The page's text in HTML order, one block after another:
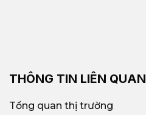
THÔNG TIN LIÊN QUAN
Tổng quan thị trường